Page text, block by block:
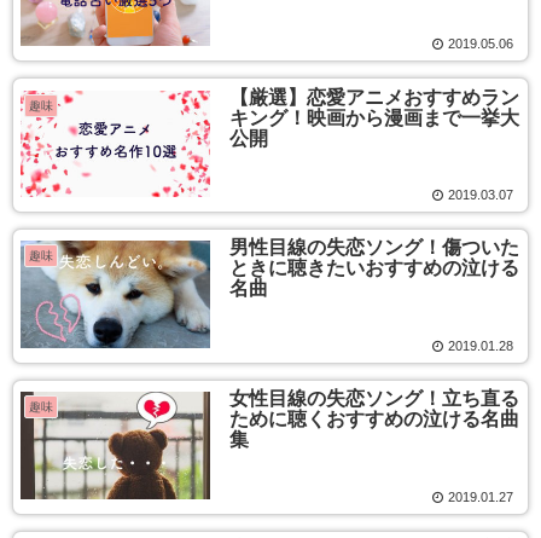
2019.05.06
趣味
【厳選】恋愛アニメおすすめラン
キング！映画から漫画まで一挙大
公開
2019.03.07
趣味
男性目線の失恋ソング！傷ついた
ときに聴きたいおすすめの泣ける
名曲
2019.01.28
趣味
女性目線の失恋ソング！立ち直る
ために聴くおすすめの泣ける名曲
集
2019.01.27